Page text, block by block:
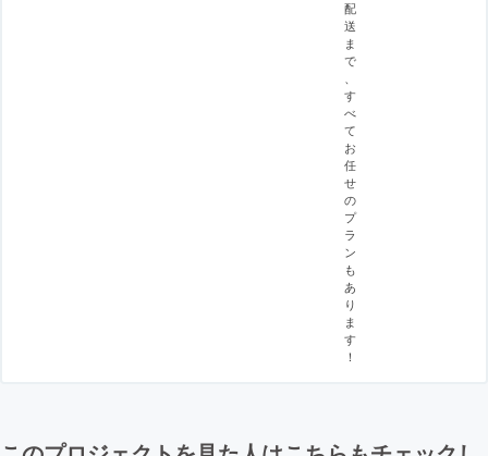
配
送
ま
で
、
す
べ
て
お
任
せ
の
プ
ラ
ン
も
あ
り
ま
す
！